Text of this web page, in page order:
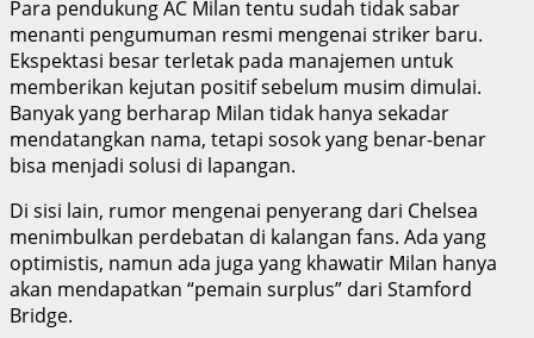
Para pendukung AC Milan tentu sudah tidak sabar
menanti pengumuman resmi mengenai striker baru.
Ekspektasi besar terletak pada manajemen untuk
memberikan kejutan positif sebelum musim dimulai.
Banyak yang berharap Milan tidak hanya sekadar
mendatangkan nama, tetapi sosok yang benar-benar
bisa menjadi solusi di lapangan.
Di sisi lain, rumor mengenai penyerang dari Chelsea
menimbulkan perdebatan di kalangan fans. Ada yang
optimistis, namun ada juga yang khawatir Milan hanya
akan mendapatkan “pemain surplus” dari Stamford
Bridge.